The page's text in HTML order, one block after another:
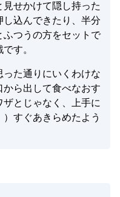
見せかけて隠し持った
込んできたり、半分
ふつうの方をセットで
す。
った通りにいくわけな
から出して食べなおす
ザとじゃなく、上手に
すぐあきらめたよう